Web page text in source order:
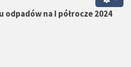
na I półrocze 2024